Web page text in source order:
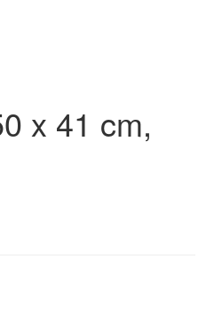
x 41 cm,